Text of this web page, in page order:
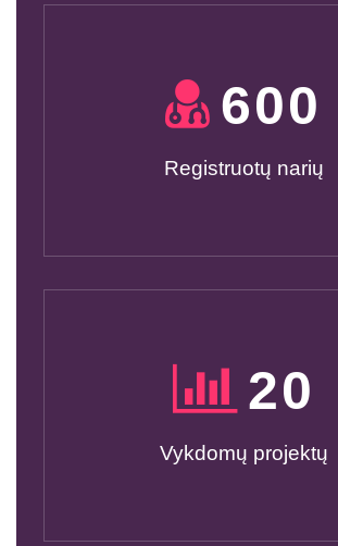
600
Registruotų narių
20
Vykdomų projektų